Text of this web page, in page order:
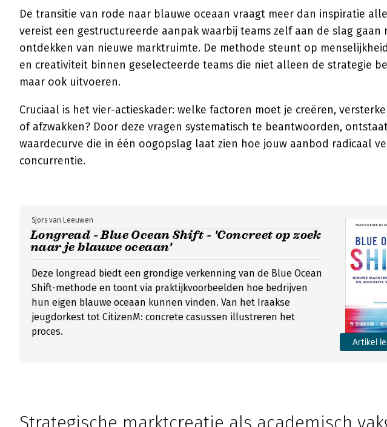
De transitie van rode naar blauwe oceaan vraagt meer dan inspiratie
vereist een gestructureerde aanpak waarbij teams zelf aan de slag gaan
ontdekken van nieuwe marktruimte. De methode steunt op
en creativiteit binnen geselecteerde teams die niet alleen de strategie
maar ook uitvoeren.
Cruciaal is het vier-actieskader: welke factoren moet je creëren,
of afzwakken? Door deze vragen systematisch te beantwoorden,
waardecurve die in één oogopslag laat zien hoe jouw aanbod radicaal
concurrentie.
Longread - Blue Ocean Shift - 'Concreet op zoek
naar je blauwe oceaan'
Sjors van Leeuwen
Deze longread biedt een grondige verkenning van de Blue Ocean
Shift-methode en toont via praktijkvoorbeelden hoe bedrijven
hun eigen blauwe oceaan kunnen vinden. Van het Iraakse
jeugdorkest tot CitizenM: concrete casussen illustreren het
proces.
Artikel